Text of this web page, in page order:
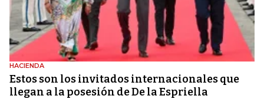
HACIENDA
Estos son los invitados internacionales que
llegan a la posesión de De la Espriella